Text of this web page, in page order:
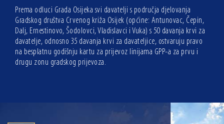
Prema odluci Grada Osijeka svi davatelji s područja djelovanja
Gradskog društva Crvenog križa Osijek (općine: Antunovac, Čepin,
Dalj, Ernestinovo, Šodolovci, Vladislavci i Vuka) s 50 davanja krvi za
davatelje, odnosno 35 davanja krvi za davateljice, ostvaruju pravo
na besplatnu godišnju kartu za prijevoz linijama GPP-a za prvu i
drugu zonu gradskog prijevoza.